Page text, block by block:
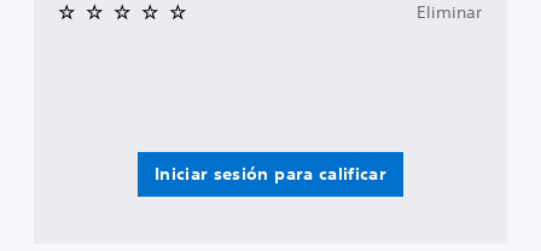
Iniciar sesión para calificar
Eliminar